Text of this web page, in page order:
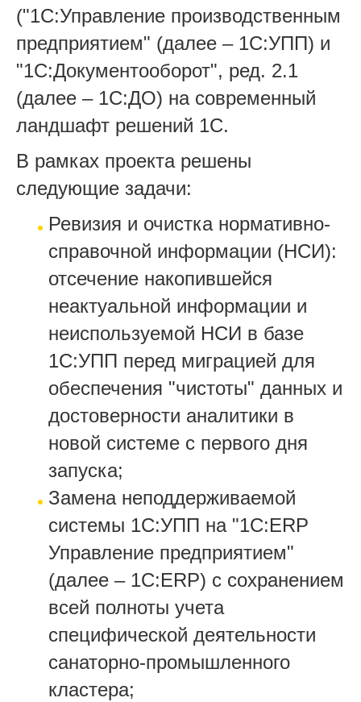
("1С:Управление производственным
предприятием" (далее – 1С:УПП) и
"1С:Документооборот", ред. 2.1
(далее – 1С:ДО) на современный
ландшафт решений 1С.
В рамках проекта решены
следующие задачи:
Ревизия и очистка нормативно-
справочной информации (НСИ):
отсечение накопившейся
неактуальной информации и
неиспользуемой НСИ в базе
1С:УПП перед миграцией для
обеспечения "чистоты" данных и
достоверности аналитики в
новой системе с первого дня
запуска;
Замена неподдерживаемой
системы 1С:УПП на "1С:ERP
Управление предприятием"
(далее – 1С:ERP) с сохранением
всей полноты учета
специфической деятельности
санаторно-промышленного
кластера;